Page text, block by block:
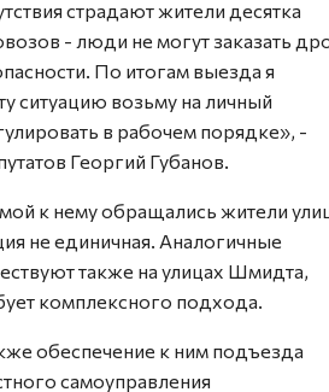
страдают жители десятка
- люди не могут заказать
По итогам выезда я
ситуацию возьму на личный
в рабочем порядке», -
Георгий Губанов.
к нему обращались жители
не единичная. Аналогичные
также на улицах Шмидта,
комплексного подхода.
обеспечение к ним подъезда
самоуправления